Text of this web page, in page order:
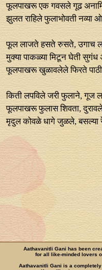
फूलपाखरू एक गवसले गूढ
झुलत राहिले फुलाभोवती नव्या
फूल लाजते हसते रुसते, उगाच
मुक्या पाकळ्या मिटून घेती सुगंध
फूलपाखरू खुळावलेले फिरते
किती लपविले जरी फुलाने, गूज
फूलपाखरू फुलास शिवता,
मृदुल कोवळे धागे जुळले, बसल्या
Aathavanitli Gani has been
for all like-minded lovers
Aathavanitli Gani is a